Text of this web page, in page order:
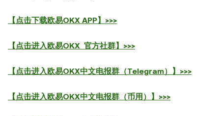
【点击下载欧易OKX APP】>>>
【点击进入欧易OKX 官方社群】>>>
【点击进入欧易OKX中文电报群（Telegram）】>>>
【点击进入欧易OKX中文电报群（币用）】>>>